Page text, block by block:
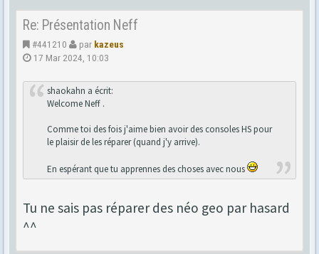
Re: Présentation Neff
#441210 par kazeus
17 Mar 2024, 10:03
shaokahn a écrit:
Welcome Neff .
Comme toi des fois j'aime bien avoir des consoles HS pour
le plaisir de les réparer (quand j'y arrive).
En espérant que tu apprennes des choses avec nous
Tu ne sais pas réparer des néo geo par hasard
^^